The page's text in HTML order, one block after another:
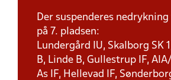
Der suspenderes
på 7. pladsen:
Lundergård IU, Skalborg SK
B, Linde B, Gullestrup IF,
As IF, Hellevad IF,